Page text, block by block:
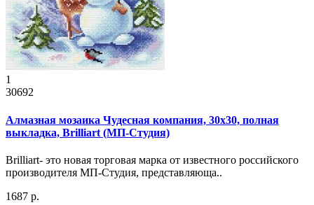
1
30692
Алмазная мозаика Чудесная компания, 30x30, полная
выкладка, Brilliart (МП-Студия)
Brilliart- это новая торговая марка от известного российского
производителя МП-Студия, представляюща..
1687 р.